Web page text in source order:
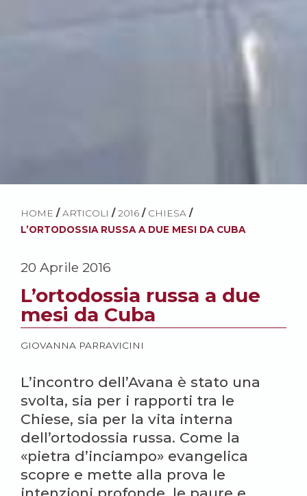
HOME / ARTICOLI / 2016 / CHIESA /
L’ORTODOSSIA RUSSA A DUE MESI DA CUBA
20 Aprile 2016
L’ortodossia russa a due
mesi da Cuba
GIOVANNA PARRAVICINI
L’incontro dell’Avana è stato una
svolta, sia per i rapporti tra le
Chiese, sia per la vita interna
dell’ortodossia russa. Come la
«pietra d’inciampo» evangelica
scopre e mette alla prova le